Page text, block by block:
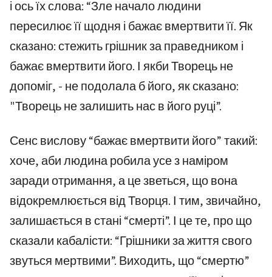
і ось їх слова: “Зле начало людини
пересилює її щодня і бажає вмертвити її. Як
сказано: стежить грішник за праведником і
бажає вмертвити його. І якби Творець не
допоміг, - не подолала б його, як сказано:
"Творець не залишить нас в його руці”.
Сенс вислову “бажає вмертвити його” такий:
хоче, аби людина робила усе з наміром
заради отримання, а це зветься, що вона
відокремлюється від Творця. І тим, звичайно,
залишається в стані “смерті”. І це те, про що
сказали кабалісти: “Грішники за життя свого
звуться мертвими”. Виходить, що “смертю”